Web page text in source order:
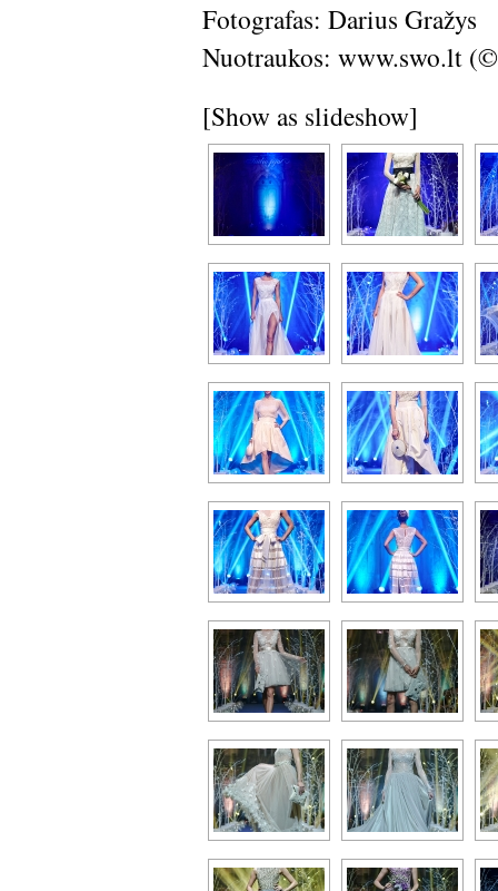
Fotografas: Darius Gražys
Nuotraukos: www.swo.lt
[Show as slideshow]